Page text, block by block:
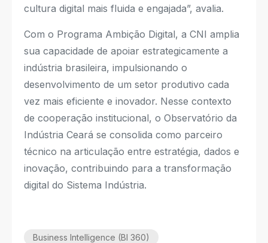
cultura digital mais fluida e engajada”, avalia.
Com o Programa Ambição Digital, a CNI amplia
sua capacidade de apoiar estrategicamente a
indústria brasileira, impulsionando o
desenvolvimento de um setor produtivo cada
vez mais eficiente e inovador. Nesse contexto
de cooperação institucional, o Observatório da
Indústria Ceará se consolida como parceiro
técnico na articulação entre estratégia, dados e
inovação, contribuindo para a transformação
digital do Sistema Indústria.
Business Intelligence (BI 360)